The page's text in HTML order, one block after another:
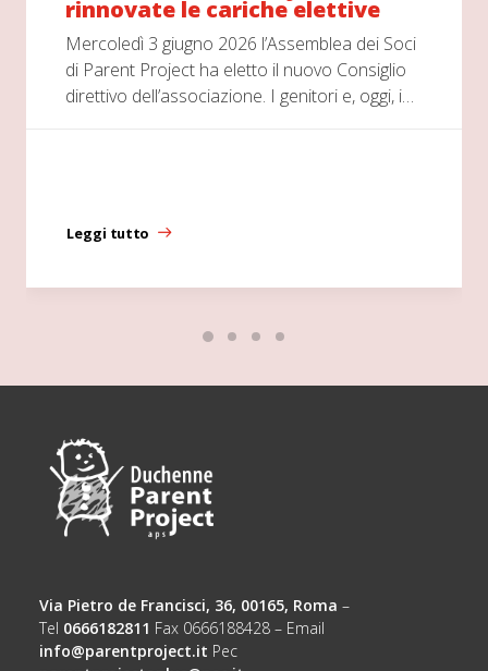
rinnovate le cariche elettive
Mercoledì 3 giugno 2026 l’Assemblea dei Soci
di Parent Project ha eletto il nuovo Consiglio
direttivo dell’associazione. I genitori e, oggi, i…
Leggi tutto
Via Pietro de Francisci, 36, 00165, Roma –
Tel 0666182811 Fax 0666188428 – Email
info@parentproject.it Pec